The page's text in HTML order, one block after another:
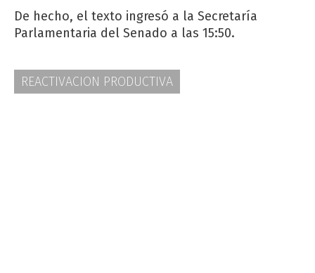
De hecho, el texto ingresó a la Secretaría
Parlamentaria del Senado a las 15:50.
REACTIVACION PRODUCTIVA